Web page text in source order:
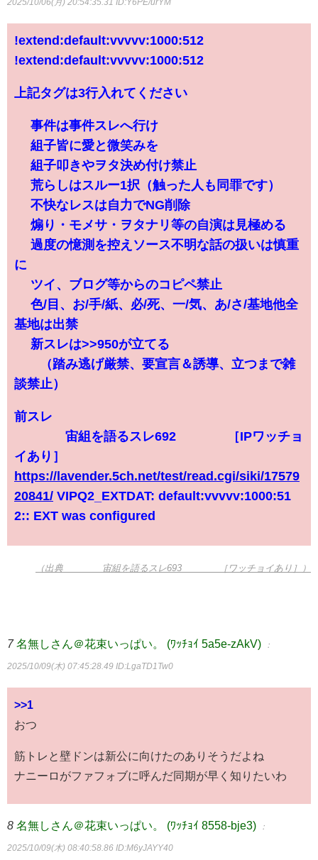
2025/10/06(月) 20:54:35.31 ID:Y6PE/urYM
!extend:default:vvvvv:1000:512
!extend:default:vvvvv:1000:512
上記タグは3行入れてください
∞ 事件は事件スレへ行け
∞ 組子皆に愛と微笑みを
∞ 組子叩きやヲタ決め付け禁止
∞ 荒らしはスルー1択（触った人も同罪です）
∞ 不快なレスは自力でNG削除
∞ 煽り・モメサ・ヲタナリ等の自演は見極める
∞ 過度の憶測を控えソース不明な話の扱いは慎重
に
∞ ツイ、ブログ等からのコピペ禁止
∞ 色/目、お/手/紙、必/死、一/気、あ/さ/基地他全
基地は出禁
∞ 新スレは>>950が立てる
（踏み逃げ厳禁、要宣言＆誘導、立つまで雑
談禁止）
前スレ
∞∞∞∞宙組を語るスレ692∞∞∞∞［IPワッチョ
イあり］
https://lavender.5ch.net/test/read.cgi/siki/17579
20841/ VIPQ2_EXTDAT: default:vvvvv:1000:51
2:: EXT was configured
（出典 ∞∞∞∞宙組を語るスレ693∞∞∞∞［ワッチョイあり］）
7 名無しさん＠花束いっぱい。 (ﾜｯﾁｮｲ 5a5e-zAkV) ：
2025/10/09(木) 07:45:28.49 ID:LgaTD1Tw0
>>1
おつ
筋トレと壁ドンは新公に向けたのありそうだよね
ナニーロがファフォブに呼んだ同期が早く知りたいわ
8 名無しさん＠花束いっぱい。 (ﾜｯﾁｮｲ 8558-bje3) ：
2025/10/09(木) 08:40:58.86 ID:M6yJAYY40